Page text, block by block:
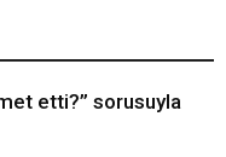
etti?” sorusuyla